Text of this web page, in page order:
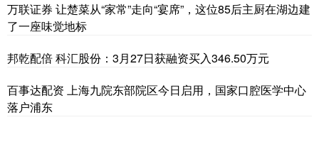
万联证券 让楚菜从“家常”走向“宴席”，这位85后主厨在湖边建
了一座味觉地标
邦乾配倍 科汇股份：3月27日获融资买入346.50万元
百事达配资 上海九院东部院区今日启用，国家口腔医学中心
落户浦东